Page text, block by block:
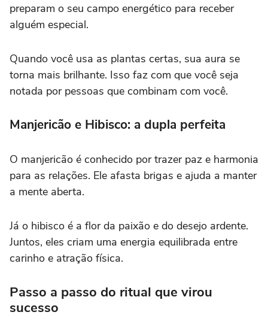
preparam o seu campo energético para receber
alguém especial.
Quando você usa as plantas certas, sua aura se
torna mais brilhante. Isso faz com que você seja
notada por pessoas que combinam com você.
Manjericão e Hibisco: a dupla perfeita
O manjericão é conhecido por trazer paz e harmonia
para as relações. Ele afasta brigas e ajuda a manter
a mente aberta.
Já o hibisco é a flor da paixão e do desejo ardente.
Juntos, eles criam uma energia equilibrada entre
carinho e atração física.
Passo a passo do ritual que virou
sucesso